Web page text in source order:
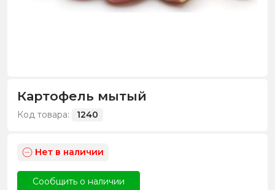
Картофель мытый
Код товара: 1240
Нет в наличии
Сообщить о наличии